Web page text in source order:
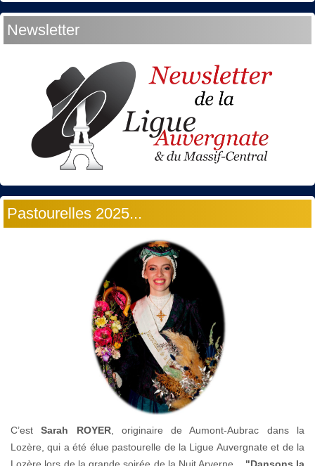
Newsletter
Pastourelles 2025...
C’estSarah ROYER, originaire de Aumont-Aubrac dans la
Lozère, qui a été élue pastourelle de la Ligue Auvergnate et de la